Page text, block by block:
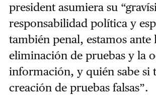
president asumiera su
responsabilidad política y
también penal, estamos ante
eliminación de pruebas y la
información, y quién sabe si
creación de pruebas falsas”.